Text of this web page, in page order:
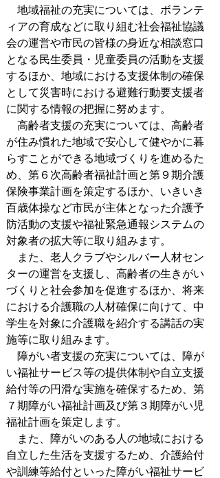
地域福祉の充実については、ボランテ
ィアの育成などに取り組む社会福祉協議
会の運営や市民の皆様の身近な相談窓口
となる民生委員・児童委員の活動を支援
するほか、地域における支援体制の確保
として災害時における避難行動要支援者
に関する情報の把握に努めます。
高齢者支援の充実については、高齢者
が住み慣れた地域で安心して健やかに暮
らすことができる地域づくりを進めるた
め、第６次高齢者福祉計画と第９期介護
保険事業計画を策定するほか、いきいき
百歳体操など市民が主体となった介護予
防活動の支援や福祉緊急通報システムの
対象者の拡大等に取り組みます。
また、老人クラブやシルバー人材セン
ターの運営を支援し、高齢者の生きがい
づくりと社会参加を促進するほか、将来
における介護職の人材確保に向けて、中
学生を対象に介護職を紹介する講話の実
施等に取り組みます。
障がい者支援の充実については、障が
い福祉サービス等の提供体制や自立支援
給付等の円滑な実施を確保するため、第
７期障がい福祉計画及び第３期障がい児
福祉計画を策定します。
また、障がいのある人の地域における
自立した生活を支援するため、介護給付
や訓練等給付といった障がい福祉サービ